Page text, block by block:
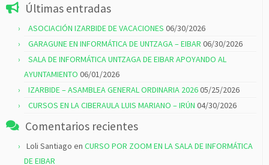
Últimas entradas
ASOCIACIÓN IZARBIDE DE VACACIONES 06/30/2026
GARAGUNE EN INFORMÁTICA DE UNTZAGA – EIBAR 06/30/2026
SALA DE INFORMÁTICA UNTZAGA DE EIBAR APOYANDO AL
AYUNTAMIENTO 06/01/2026
IZARBIDE – ASAMBLEA GENERAL ORDINARIA 202605/25/2026
CURSOS EN LA CIBERAULA LUIS MARIANO – IRÚN 04/30/2026
Comentarios recientes
Loli Santiago en CURSO POR ZOOM EN LA SALA DE INFORMÁTICA
DE EIBAR